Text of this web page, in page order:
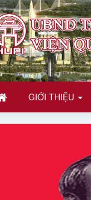
GIỚI THIỆU